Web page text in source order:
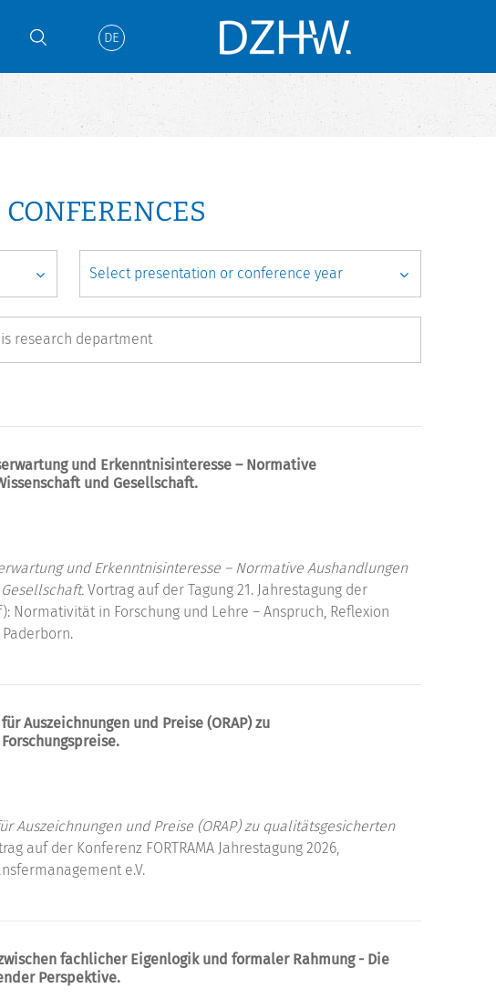
DE
und Erkenntnisinteresse – Normative
und Gesellschaft.
und Erkenntnisinteresse – Normative Aushandlungen
Vortrag auf der Tagung 21. Jahrestagung der
Normativität in Forschung und Lehre – Anspruch, Reflexion
Auszeichnungen und Preise (ORAP) zu
Auszeichnungen und Preise (ORAP) zu qualitätsgesicherten
auf der Konferenz FORTRAMA Jahrestagung 2026,
e.V.
fachlicher Eigenlogik und formaler Rahmung - Die
Perspektive.